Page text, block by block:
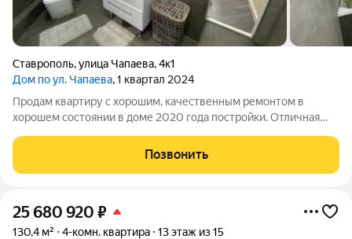
Ставрополь,улица Чапаева,4к1
Дом по ул. Чапаева, 1 квартал 2024
Продам квартиру с хорошим, качественным ремонтом в
хорошем состоянии в доме 2020 года постройки. Отличная
спальня с гардеробной, большой совмещенный с/у. Ремонт
делали для себя. При продаже
Позвонить
25 680 920 ₽
130,4 м² 4-комн. квартира 13 этаж из 15